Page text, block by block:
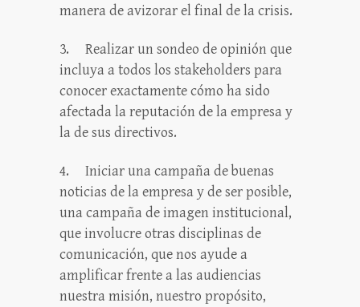
manera de avizorar el final de la crisis.
3.
Realizar un sondeo de opinión que
incluya a todos los stakeholders para
conocer exactamente cómo ha sido
afectada la reputación de la empresa y
la de sus directivos.
4.
Iniciar una campaña de buenas
noticias de la empresa y de ser posible,
una campaña de imagen institucional,
que involucre otras disciplinas de
comunicación, que nos ayude a
amplificar frente a las audiencias
nuestra misión, nuestro propósito,